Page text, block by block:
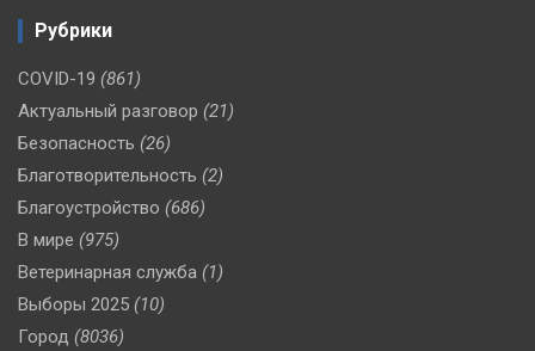
Рубрики
COVID-19 (861)
Актуальный разговор (21)
Безопасность (26)
Благотворительность (2)
Благоустройство (686)
В мире (975)
Ветеринарная служба (1)
Выборы 2025 (10)
Город (8036)